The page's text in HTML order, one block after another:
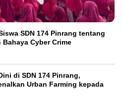
SDN 174 Pinrang tentang
Cyber Crime
di SDN 174 Pinrang,
Urban Farming kepada